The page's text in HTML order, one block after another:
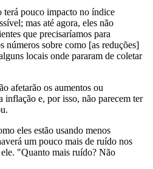
terá pouco impacto no índice
mas até agora, eles não
que precisaríamos para
sobre como [as reduções]
locais onde pararam de coletar
afetarão os aumentos ou
e, por isso, não parecem ter
eles estão usando menos
um pouco mais de ruído nos
"Quanto mais ruído? Não